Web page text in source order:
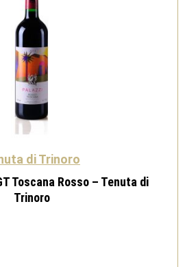
di Trinoro
Toscana Rosso – Tenuta di
Trinoro